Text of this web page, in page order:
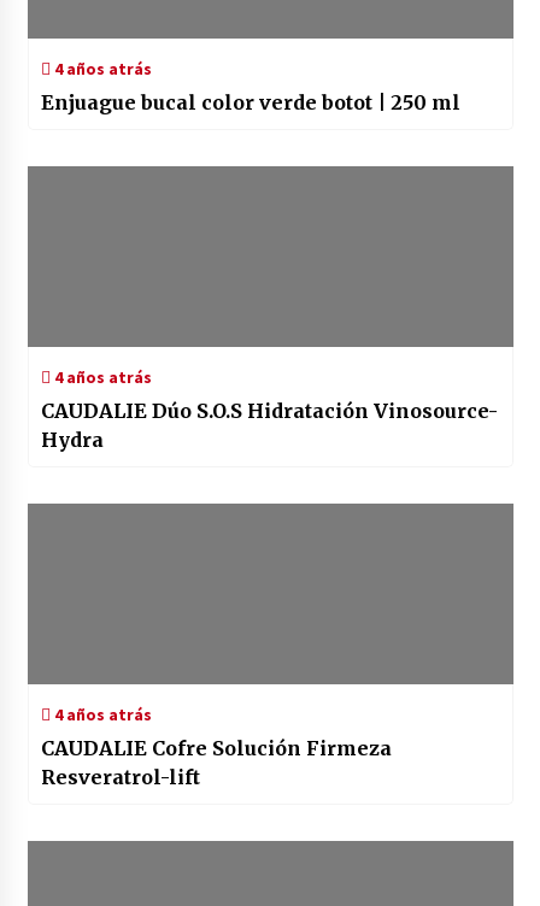
4 años atrás
Enjuague bucal color verde botot | 250 ml
4 años atrás
CAUDALIE Dúo S.O.S Hidratación Vinosource-
Hydra
4 años atrás
CAUDALIE Cofre Solución Firmeza
Resveratrol-lift